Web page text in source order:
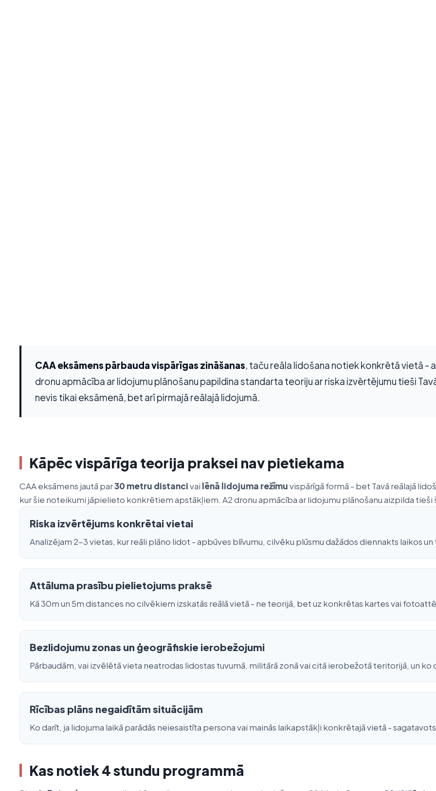
CAA eksāmens pārbauda vispārīgas zināšanas, taču reāla lidošana notiek konkrētā vietā -
dronu apmācība ar lidojumu plānošanu papildina standarta teoriju ar riska izvērtējumu tieši
nevis tikai eksāmenā, bet arī pirmajā reālajā lidojumā.
Kāpēc vispārīga teorija praksei nav pietiekama
CAA eksāmens jautā par30 metru distancivai lēnā lidojuma režīmuvispārīgā formā - bet Tavā reālajā
kur šie noteikumi jāpielieto konkrētiem apstākļiem. A2 dronu apmācība ar lidojumu plānošanu aizpilda tieši
Riska izvērtējums konkrētai vietai
Analizējam 2-3 vietas, kur reāli plāno lidot - apbūves blīvumu, cilvēku plūsmu dažādos diennakts laikos
Attāluma prasību pielietojums praksē
Kā 30m un 5m distances no cilvēkiem izskatās reālā vietā - ne teorijā, bet uz konkrētas kartes vai
Bezlidojumu zonas un ģeogrāfiskie ierobežojumi
Pārbaudām, vai izvēlētā vieta neatrodas lidostas tuvumā, militārā zonā vai citā ierobežotā teritorijā, un ko
Rīcības plāns negaidītām situācijām
Ko darīt, ja lidojuma laikā parādās neiesaistīta persona vai mainās laikapstākļi konkrētajā vietā -
Kas notiek 4 stundu programmā